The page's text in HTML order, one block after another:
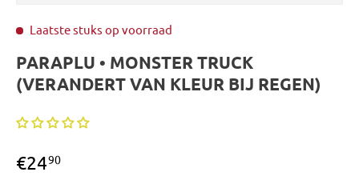
Laatste stuks op voorraad
PARAPLU • MONSTER TRUCK
(VERANDERT VAN KLEUR BIJ REGEN)
€2490